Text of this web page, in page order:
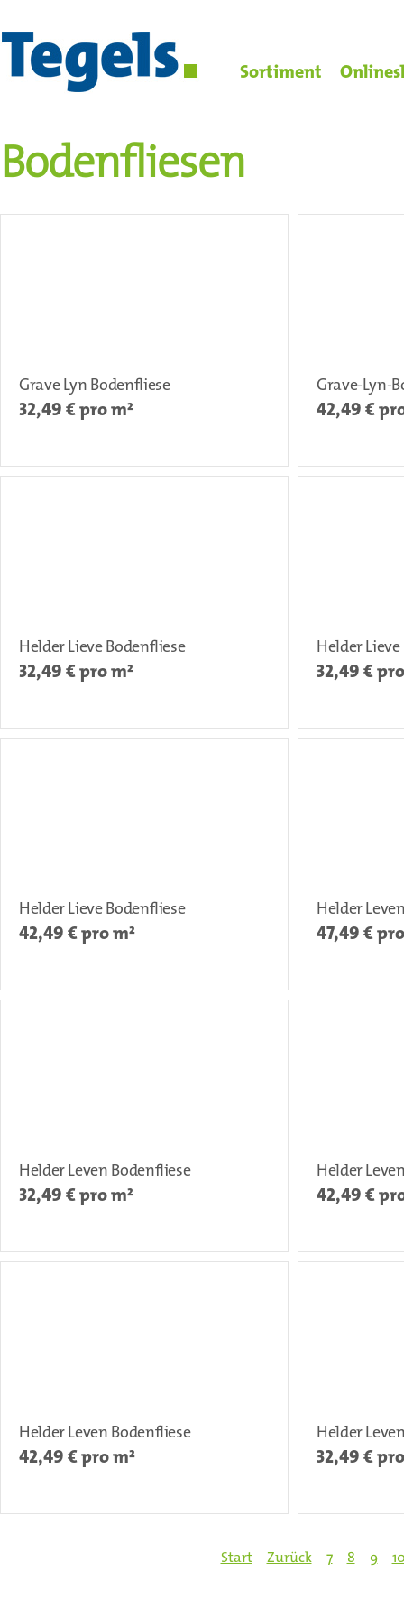
Sortiment
Bodenfliesen
Grave Lyn Bodenfliese
32,49 € pro m²
Grave-Lyn-
42,49 €
Helder Lieve Bodenfliese
32,49 € pro m²
Helder
32,49 €
Helder Lieve Bodenfliese
42,49 € pro m²
Helder
47,49 €
Helder Leven Bodenfliese
32,49 € pro m²
Helder
42,49 €
Helder Leven Bodenfliese
42,49 € pro m²
Helder
32,49 €
Start Zurück 7 8 9